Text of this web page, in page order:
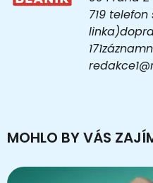
719 telefon
MOHLO BY VÁS